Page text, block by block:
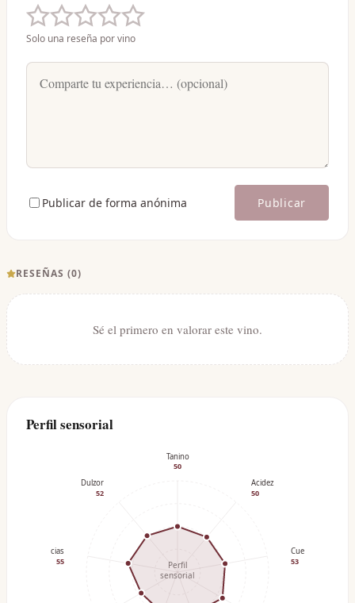
Solo una reseña por vino
Publicar de forma anónima Publicar
RESEÑAS (0)
Sé el primero en valorar este vino.
Perfil sensorial
Tanino
50
Acidez
50
Cuerpo
53
Especias
55
Dulzor
52
Perfil
sensorial